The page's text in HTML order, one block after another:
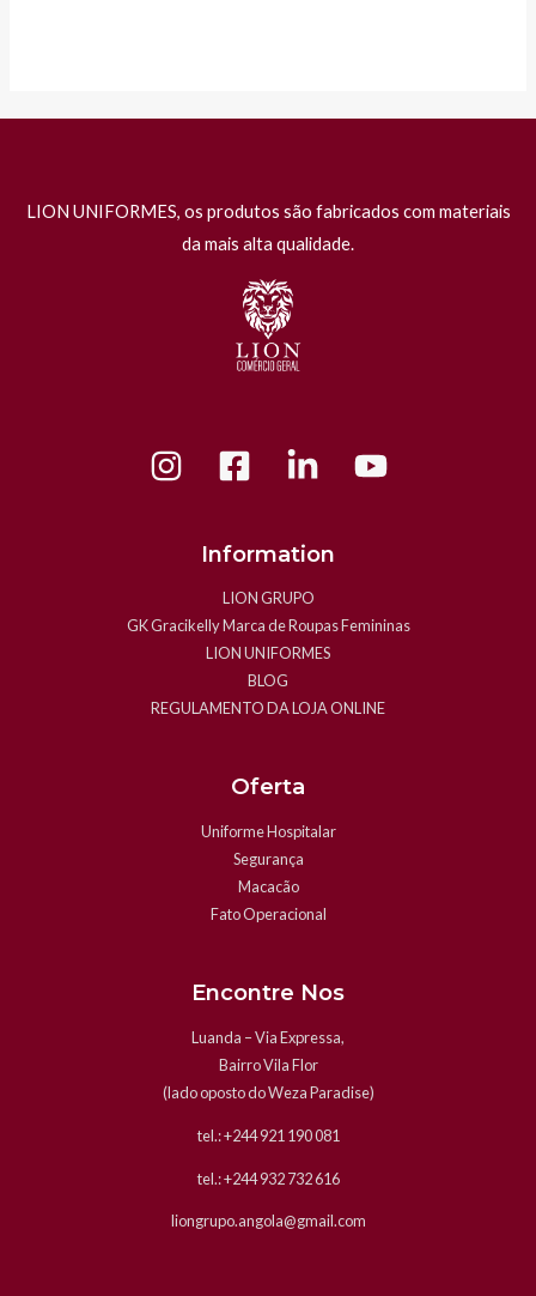
LION UNIFORMES, os produtos são fabricados com materiais
da mais alta qualidade.
Information
LION GRUPO
GK Gracikelly Marca de Roupas Femininas
LION UNIFORMES
BLOG
REGULAMENTO DA LOJA ONLINE
Oferta
Uniforme Hospitalar
Segurança
Macacão
Fato Operacional
Encontre Nos
Luanda – Via Expressa,
Bairro Vila Flor
(lado oposto do Weza Paradise)
tel.: +244 921 190 081
tel.: +244 932 732 616
liongrupo.angola@gmail.com